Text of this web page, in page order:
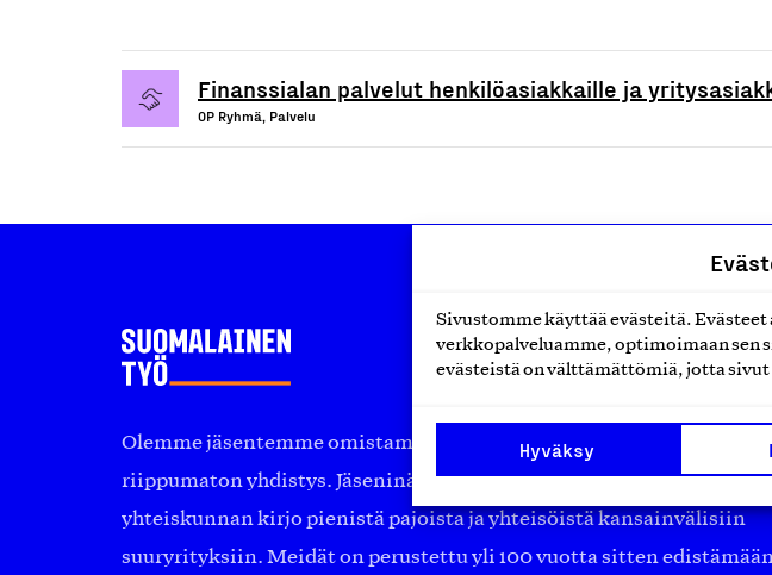
Sivustomme käyttää evästeitä.
verkkopalveluamme, optimoimaan sen
evästeistä on välttämättömiä, jotta
Hyväksy
Finanssialan palvelut henkilöasiakkaille ja
OP Ryhmä, Palvelu
Olemme jäsentemme omistama puolueeton,
riippumaton yhdistys. Jäseninämme on koko suomalaisen
yhteiskunnan kirjo pienistä pajoista ja yhteisöistä kansainvälisiin
suuryrityksiin. Meidät on perustettu yli 100 vuotta sitten edistämään